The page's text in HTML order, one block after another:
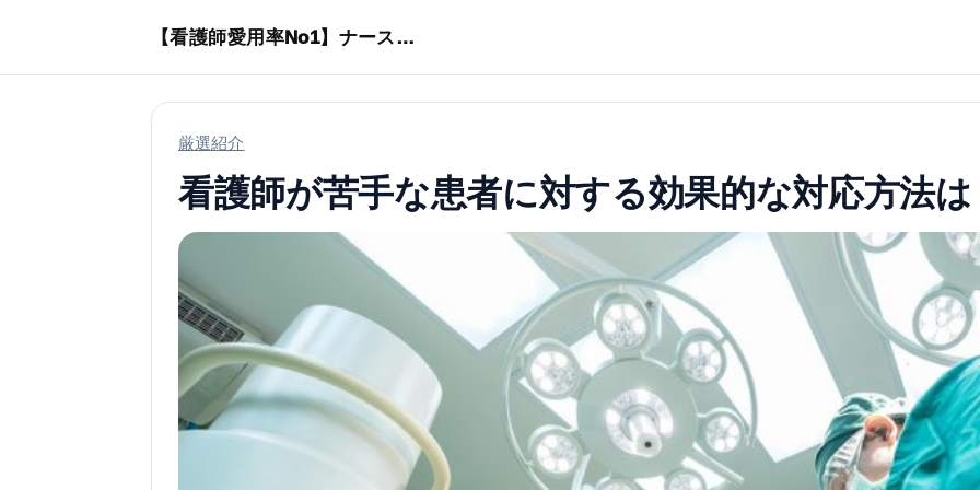
【看護師愛用率No1】ナースリーで人気の商品はコレ
厳選紹介
看護師が苦手な患者に対する効果的な対応方法